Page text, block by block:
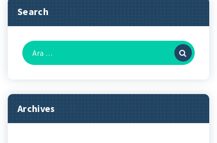
Search
Arama:
Archives